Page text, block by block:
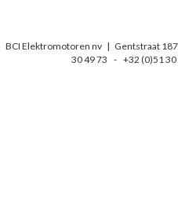
BCI Elektromotoren nv | Gentstraat
30 49 73 - +32 (0)51